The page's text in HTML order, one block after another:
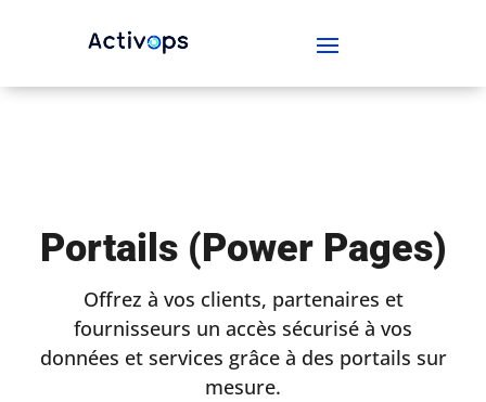
Portails (Power Pages)
Offrez à vos clients, partenaires et
fournisseurs un accès sécurisé à vos
données et services grâce à des portails sur
mesure.